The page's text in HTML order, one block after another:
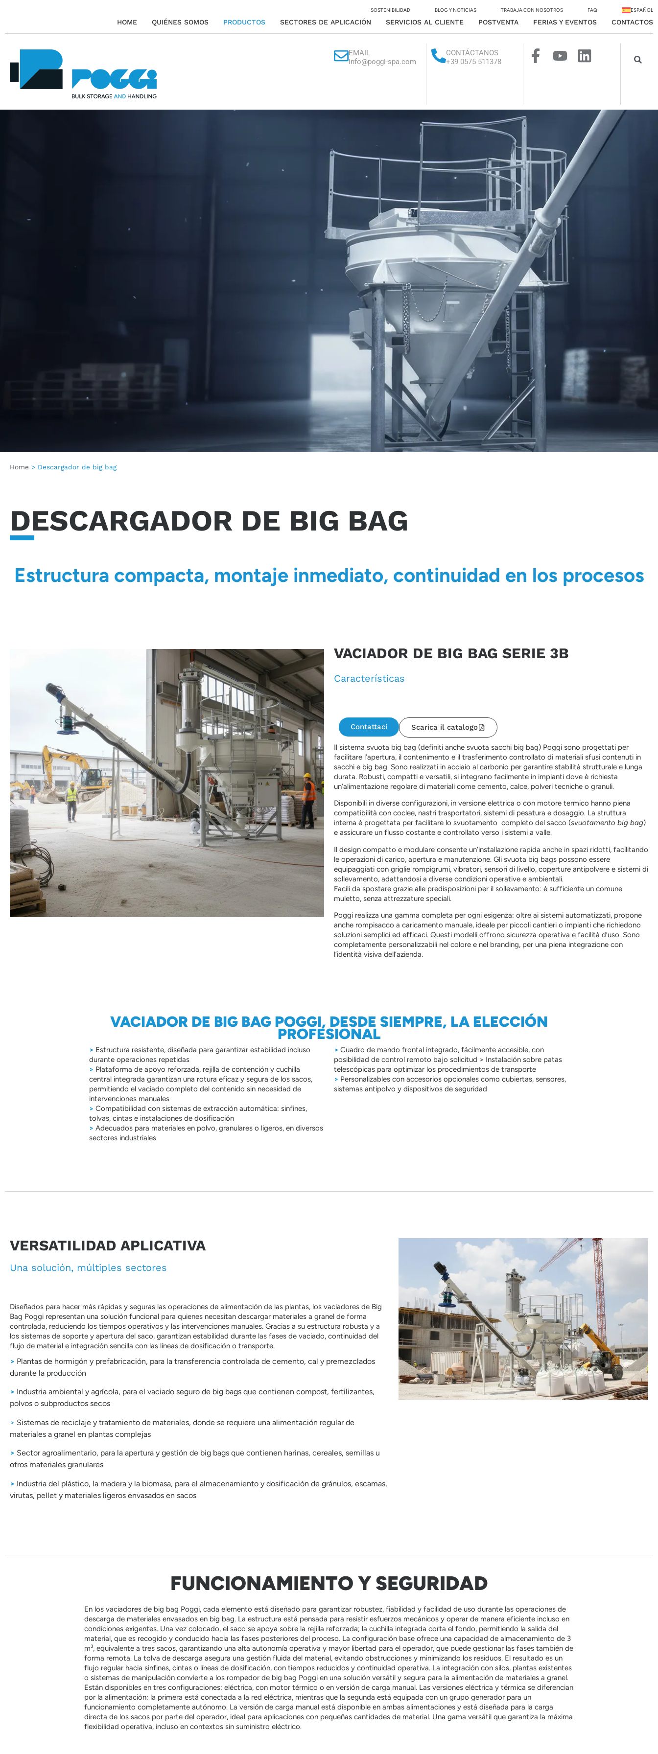
SOSTENIBILIDAD BLOG Y NOTICIAS TRABAJA CON NOSOTROS FAQ ESPAÑOL
HOME QUIÉNES SOMOS PRODUCTOS SECTORES DE APLICACIÓN SERVICIOS AL CLIENTE POSTVENTA FERIAS Y EVENTOS CONTACTOS
EMAIL
info@poggi-spa.com
CONTÁCTANOS
+39 0575 511378
Home > Descargador de big bag
DESCARGADOR DE BIG BAG
Estructura compacta, montaje inmediato, continuidad en los procesos
VACIADOR DE BIG BAG SERIE 3B
Características
Contattaci Scarica il catalogo
Il sistema svuota big bag (definiti anche svuota sacchi big bag) Poggi sono progettati per
facilitare l’apertura, il contenimento e il trasferimento controllato di materiali sfusi contenuti in
sacchi e big bag. Sono realizzati in acciaio al carbonio per garantire stabilità strutturale e lunga
durata. Robusti, compatti e versatili, si integrano facilmente in impianti dove è richiesta
un’alimentazione regolare di materiali come cemento, calce, polveri tecniche o granuli.
Disponibili in diverse configurazioni, in versione elettrica o con motore termico hanno piena
compatibilità con coclee, nastri trasportatori, sistemi di pesatura e dosaggio. La struttura
interna è progettata per facilitare lo svuotamento completo del sacco (svuotamento big bag)
e assicurare un flusso costante e controllato verso i sistemi a valle.
Il design compatto e modulare consente un’installazione rapida anche in spazi ridotti, facilitando
le operazioni di carico, apertura e manutenzione. Gli svuota big bags possono essere
equipaggiati con griglie rompigrumi, vibratori, sensori di livello, coperture antipolvere e sistemi di
sollevamento, adattandosi a diverse condizioni operative e ambientali.
Facili da spostare grazie alle predisposizioni per il sollevamento: è sufficiente un comune
muletto, senza attrezzature speciali.
Poggi realizza una gamma completa per ogni esigenza: oltre ai sistemi automatizzati, propone
anche rompisacco a caricamento manuale, ideale per piccoli cantieri o impianti che richiedono
soluzioni semplici ed efficaci. Questi modelli offrono sicurezza operativa e facilità d’uso. Sono
completamente personalizzabili nel colore e nel branding, per una piena integrazione con
l’identità visiva dell’azienda.
VACIADOR DE BIG BAG POGGI, DESDE SIEMPRE, LA ELECCIÓN
PROFESIONAL
> Estructura resistente, diseñada para garantizar estabilidad incluso
durante operaciones repetidas
> Plataforma de apoyo reforzada, rejilla de contención y cuchilla
central integrada garantizan una rotura eficaz y segura de los sacos,
permitiendo el vaciado completo del contenido sin necesidad de
intervenciones manuales
> Compatibilidad con sistemas de extracción automática: sinfines,
tolvas, cintas e instalaciones de dosificación
> Adecuados para materiales en polvo, granulares o ligeros, en diversos
sectores industriales
> Cuadro de mando frontal integrado, fácilmente accesible, con
posibilidad de control remoto bajo solicitud > Instalación sobre patas
telescópicas para optimizar los procedimientos de transporte
> Personalizables con accesorios opcionales como cubiertas, sensores,
sistemas antipolvo y dispositivos de seguridad
VERSATILIDAD APLICATIVA
Una solución, múltiples sectores
Diseñados para hacer más rápidas y seguras las operaciones de alimentación de las plantas, los vaciadores de Big
Bag Poggi representan una solución funcional para quienes necesitan descargar materiales a granel de forma
controlada, reduciendo los tiempos operativos y las intervenciones manuales. Gracias a su estructura robusta y a
los sistemas de soporte y apertura del saco, garantizan estabilidad durante las fases de vaciado, continuidad del
flujo de material e integración sencilla con las líneas de dosificación o transporte.
> Plantas de hormigón y prefabricación, para la transferencia controlada de cemento, cal y premezclados
durante la producción
> Industria ambiental y agrícola, para el vaciado seguro de big bags que contienen compost, fertilizantes,
polvos o subproductos secos
> Sistemas de reciclaje y tratamiento de materiales, donde se requiere una alimentación regular de
materiales a granel en plantas complejas
> Sector agroalimentario, para la apertura y gestión de big bags que contienen harinas, cereales, semillas u
otros materiales granulares
> Industria del plástico, la madera y la biomasa, para el almacenamiento y dosificación de gránulos, escamas,
virutas, pellet y materiales ligeros envasados en sacos
FUNCIONAMIENTO Y SEGURIDAD
En los vaciadores de big bag Poggi, cada elemento está diseñado para garantizar robustez, fiabilidad y facilidad de uso durante las operaciones de
descarga de materiales envasados en big bag. La estructura está pensada para resistir esfuerzos mecánicos y operar de manera eficiente incluso en
condiciones exigentes. Una vez colocado, el saco se apoya sobre la rejilla reforzada; la cuchilla integrada corta el fondo, permitiendo la salida del
material, que es recogido y conducido hacia las fases posteriores del proceso. La configuración base ofrece una capacidad de almacenamiento de 3
m³, equivalente a tres sacos, garantizando una alta autonomía operativa y mayor libertad para el operador, que puede gestionar las fases también de
forma remota. La tolva de descarga asegura una gestión fluida del material, evitando obstrucciones y minimizando los residuos. El resultado es un
flujo regular hacia sinfines, cintas o líneas de dosificación, con tiempos reducidos y continuidad operativa. La integración con silos, plantas existentes
o sistemas de manipulación convierte a los rompedor de big bag Poggi en una solución versátil y segura para la alimentación de materiales a granel.
Están disponibles en tres configuraciones: eléctrica, con motor térmico o en versión de carga manual. Las versiones eléctrica y térmica se diferencian
por la alimentación: la primera está conectada a la red eléctrica, mientras que la segunda está equipada con un grupo generador para un
funcionamiento completamente autónomo. La versión de carga manual está disponible en ambas alimentaciones y está diseñada para la carga
directa de los sacos por parte del operador, ideal para aplicaciones con pequeñas cantidades de material. Una gama versátil que garantiza la máxima
flexibilidad operativa, incluso en contextos sin suministro eléctrico.